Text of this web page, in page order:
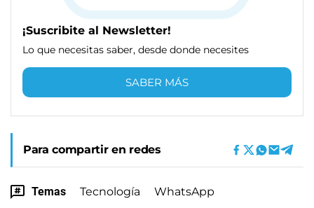
¡Suscribite al Newsletter!
Lo que necesitas saber, desde donde necesites
SABER MÁS
Para compartir en redes
Temas Tecnología WhatsApp